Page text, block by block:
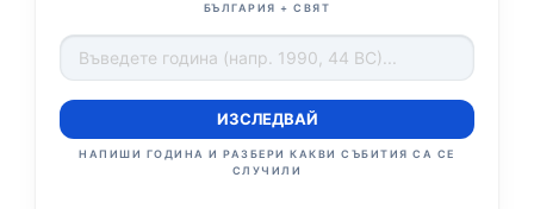
БЪЛГАРИЯ + СВЯТ
ИЗСЛЕДВАЙ
НАПИШИ ГОДИНА И РАЗБЕРИ КАКВИ СЪБИТИЯ СА СЕ
СЛУЧИЛИ